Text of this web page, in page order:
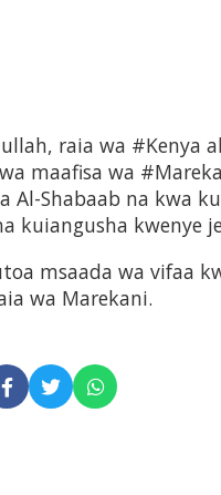
raia wa #Kenya
maafisa wa
Al-Shabaab na kwa
kuiangusha kwenye
msaada wa vifaa
wa Marekani.